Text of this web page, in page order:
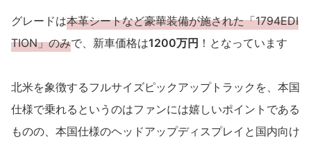
グレードは本革シートなど豪華装備が施された「1794EDI
TION」のみで、新車価格は1200万円 ！となっています
北米を象徴するフルサイズピックアップトラックを、本国
仕様で乗れるというのはファンには嬉しいポイントである
ものの、本国仕様のヘッドアップディスプレイと国内向け